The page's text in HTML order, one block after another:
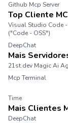
Github Mcp Server
Top Cliente
Visual Studio Code
("Code - OSS")
DeepChat
Mais
21st.dev Magic Ai
Mcp Terminal
Time
Mais Clientes
DeepChat